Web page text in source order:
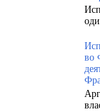
во